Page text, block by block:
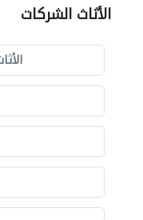
الأثاث الشركات